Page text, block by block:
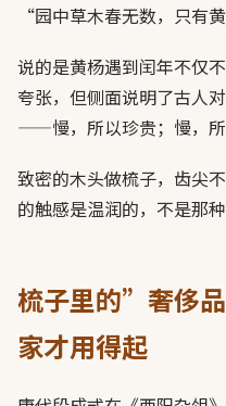
“园中草木春无数，只有
说的是黄杨遇到闰年不仅
夸张，但侧面说明了古人
——慢，所以珍贵；慢，所
致密的木头做梳子，齿尖
的触感是温润的，不是那
梳子里的”奢侈
家才用得起